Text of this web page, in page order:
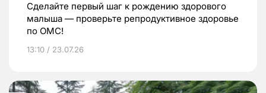
Сделайте первый шаг к рождению здорового
малыша — проверьте репродуктивное здоровье
по ОМС!
13:10 / 23.07.26